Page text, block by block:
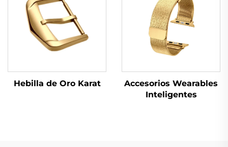
Hebilla de Oro Karat
Accesorios Wearables
Inteligentes